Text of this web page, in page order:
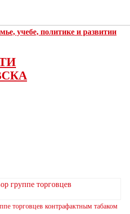
учебе, политике и развитии
торговцев контрафактным табаком